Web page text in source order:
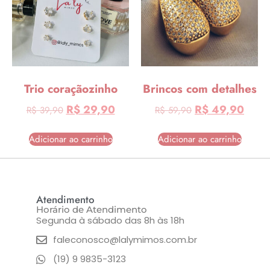
Trio coraçãozinho
R$39,90 R$29,90
Adicionar ao carrinho
Brincos com detalhes
R$59,90 R$49,90
Adicionar ao carrinho
Atendimento
Horário de Atendimento
Segunda à sábado das 8h às 18h
faleconosco@lalymimos.com.br
(19) 9 9835-3123